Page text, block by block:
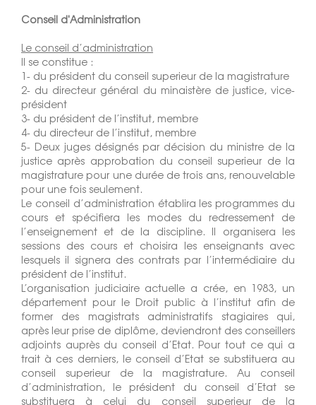
Conseil d'Administration
Le conseil d’administration
Il se constitue :
1- du président du conseil superieur de la magistrature
2- du directeur général du minaistère de justice, vice-
président
3- du président de l’institut, membre
4- du directeur de l’institut, membre
5- Deux juges désignés par décision du ministre de la
justice après approbation du conseil superieur de la
magistrature pour une durée de trois ans, renouvelable
pour une fois seulement.
Le conseil d’administration établira les programmes du
cours et spécifiera les modes du redressement de
l’enseignement et de la discipline. Il organisera les
sessions des cours et choisira les enseignants avec
lesquels il signera des contrats par l’intermédiaire du
président de l’institut.
L’organisation judiciaire actuelle a crée, en 1983, un
département pour le Droit public à l’institut afin de
former des magistrats administratifs stagiaires qui,
après leur prise de diplôme, deviendront des conseillers
adjoints auprès du conseil d’Etat. Pour tout ce qui a
trait à ces derniers, le conseil d’Etat se substituera au
conseil superieur de la magistrature. Au conseil
d’administration, le président du conseil d’Etat se
substituera à celui du conseil superieur de la